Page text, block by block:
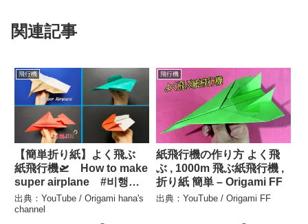
関連記事
飛行機
【簡単折り紙】よく飛ぶ
紙飛行機🛫 How to make
super airplane #비행기#
纸飞机#39#飛び過ぎ#Fly
Far#ひこうき#plane#折り
出典：YouTube / Origami hana's
channel
飛行機
紙飛行機の作り方 よく飛
ぶ , 1000m 飛ぶ紙飛行機 ,
折り紙 簡単 – Origami FF
出典：YouTube / Origami FF